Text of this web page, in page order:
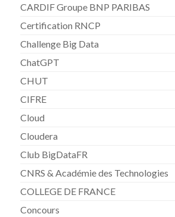
CARDIF Groupe BNP PARIBAS
Certification RNCP
Challenge Big Data
ChatGPT
CHUT
CIFRE
Cloud
Cloudera
Club BigDataFR
CNRS & Académie des Technologies
COLLEGE DE FRANCE
Concours